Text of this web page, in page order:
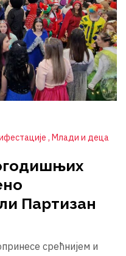
Млади и деца
Партизан
срећнијем и